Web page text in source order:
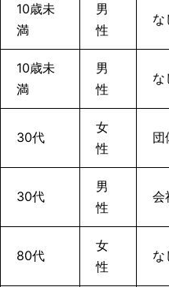
10歳未
満
男
性
な
10歳未
満
男
性
な
30代
女
性
団
30代
男
性
会
80代
女
性
な